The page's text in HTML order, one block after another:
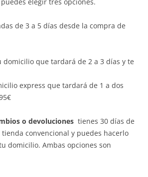
de 3 a 5 días desde la compra de
domicilio que tardará de 2 a 3 días y te
express que tardará de 1 a dos
o devoluciones tienes 30 días de
convencional y puedes hacerlo
domicilio. Ambas opciones son